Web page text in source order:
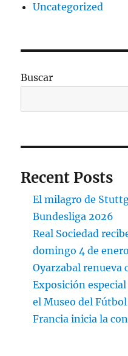
Uncategorized
Buscar
Recent Posts
El milagro de
Bundesliga 2026
Real Sociedad
domingo 4 de
Oyarzabal renueva
Exposición
el Museo del
Francia inicia la